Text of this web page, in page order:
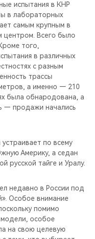
испытания в КНР
в лабораторных
самым крупным в
центром. Всего было
того,
в различных
с разным
трассы
а именно — 210
была обнародована, а
— продажи начались
по всему
Америку, а седан
русской тайге и Уралу.
недавно в России под
Особое внимание
помимо
особое
на свою целевую